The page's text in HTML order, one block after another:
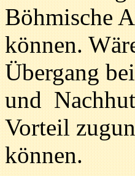
Böhmische
können.
Übergang
und
Vorteil
können.